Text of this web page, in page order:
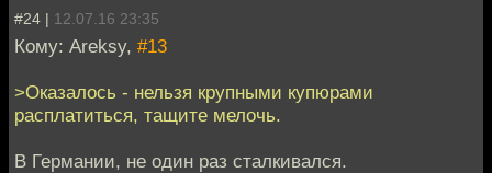
#24 | 12.07.16 23:35
Кому: Areksy, #13
>Оказалось - нельзя крупными купюрами
расплатиться, тащите мелочь.
В Германии, не один раз сталкивался.